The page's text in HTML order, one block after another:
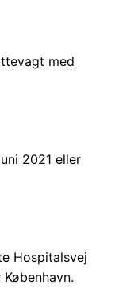
med
2021 eller
Hospitalsvej